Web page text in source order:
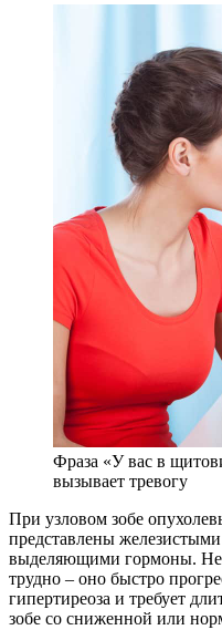
Фраза «У вас в
вызывает тревогу
При узловом зобе
представлены
выделяющими гормоны. Не
трудно – оно быстро
гипертиреоза и требует
зобе со сниженной или